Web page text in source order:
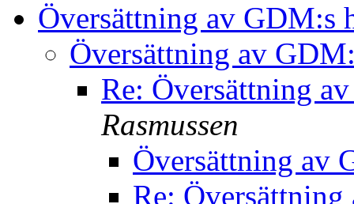
Översättning av GDM:s
Översättning av
Re: Översättning
Rasmussen
Översättning av
Re: